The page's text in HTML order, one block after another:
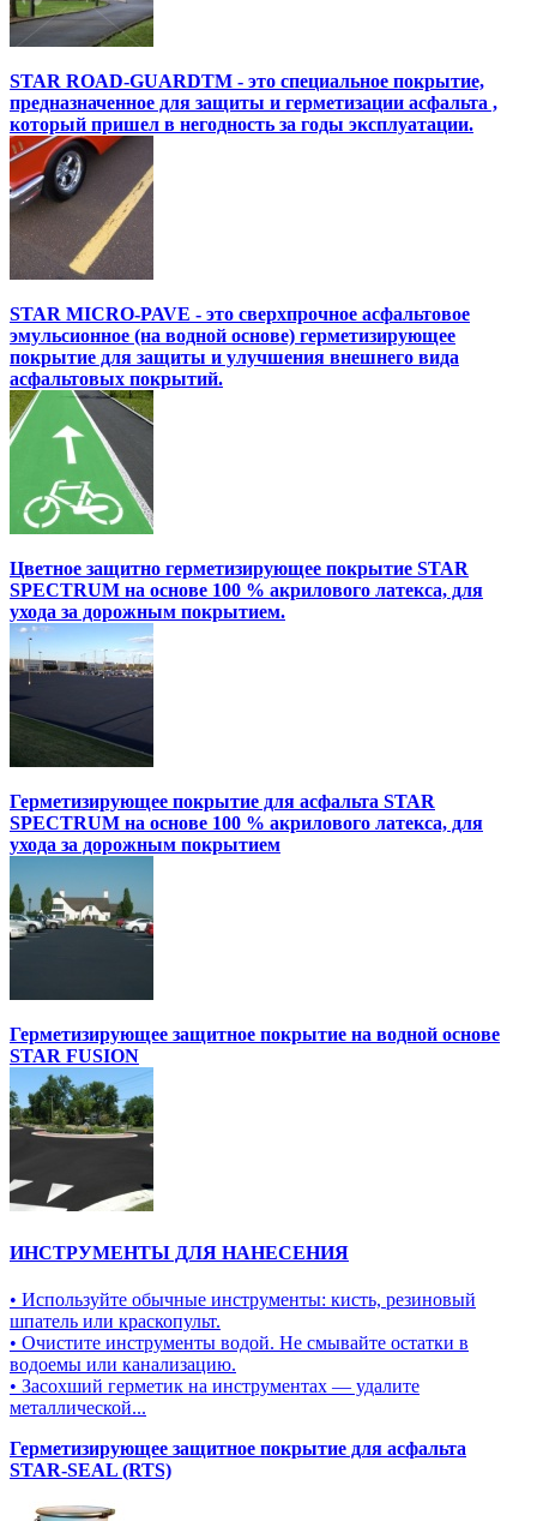
STAR ROAD-GUARDTM - это специальное покрытие,
предназначенное для защиты и герметизации асфальта ,
который пришел в негодность за годы эксплуатации.
STAR MICRO-PAVE - это сверхпрочное асфальтовое
эмульсионное (на водной основе) герметизирующее
покрытие для защиты и улучшения внешнего вида
асфальтовых покрытий.
Цветное защитно герметизирующее покрытие STAR
SPECTRUM на основе 100 % акрилового латекса, для
ухода за дорожным покрытием.
Герметизирующее покрытие для асфальта STAR
SPECTRUM на основе 100 % акрилового латекса, для
ухода за дорожным покрытием
Герметизирующее защитное покрытие на водной основе
STAR FUSION
ИНСТРУМЕНТЫ ДЛЯ НАНЕСЕНИЯ
• Используйте обычные инструменты: кисть, резиновый
шпатель или краскопульт.
• Очистите инструменты водой. Не смывайте остатки в
водоемы или канализацию.
• Засохший герметик на инструментах — удалите
металлической...
Герметизирующее защитное покрытие для асфальта
STAR-SEAL (RTS)